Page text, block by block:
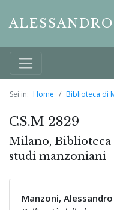
Sei in: Home Biblioteca di
CS.M 2829
Milano,
studi manzoniani
Manzoni,